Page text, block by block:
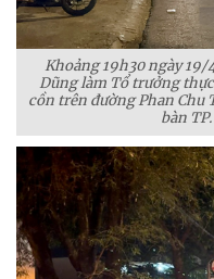
Khoảng 19h30 ngày
Dũng làm Tổ trưởng
cồn trên đường Phan Chu
bàn